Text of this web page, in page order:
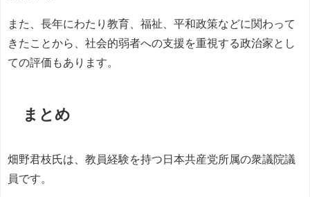
また、長年にわたり教育、福祉、平和政策などに関わって
きたことから、社会的弱者への支援を重視する政治家とし
ての評価もあります。
まとめ
畑野君枝氏は、教員経験を持つ日本共産党所属の衆議院議
員です。